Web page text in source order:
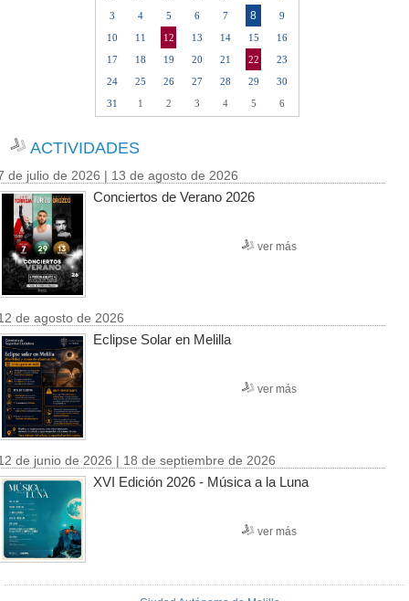
3
4 5 6 7 8
9
10
11 12 13 14 15
16
17
18 19 20 21 22
23
24
25 26 27 28 29
30
31
1 2 3 4 5 6
ACTIVIDADES
de julio de 2026 | 13 de agosto de 2026
Conciertos de Verano 2026
ver más
de agosto de 2026
Eclipse Solar en Melilla
ver más
de junio de 2026 | 18 de septiembre de 2026
XVI Edición 2026 - Música a la Luna
ver más